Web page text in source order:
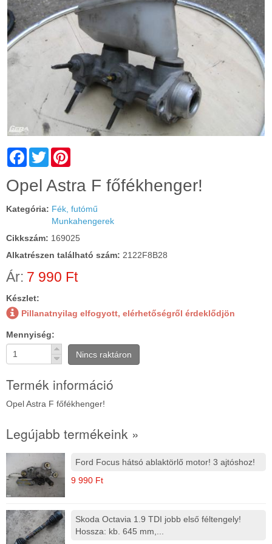
Facebook
Twitter
Cím:
Opel Astra F főfékhenger!
Kategória: Fék, futómű
Munkahengerek
Cikkszám: 169025
Alkatrészen található szám: 2122F8B28
Ár: 7 990 Ft
Készlet:
Pillanatnyilag elfogyott, elérhetőségről érdeklődjön
Mennyiség
Nincs raktáron
Termék információ
Opel Astra F főfékhenger!
Legújabb termékeink »
Ford Focus hátsó ablaktörlő motor! 3 ajtóshoz!
9 990 Ft
Skoda Octavia 1.9 TDI jobb első féltengely!
Hossza: kb. 645 mm,...